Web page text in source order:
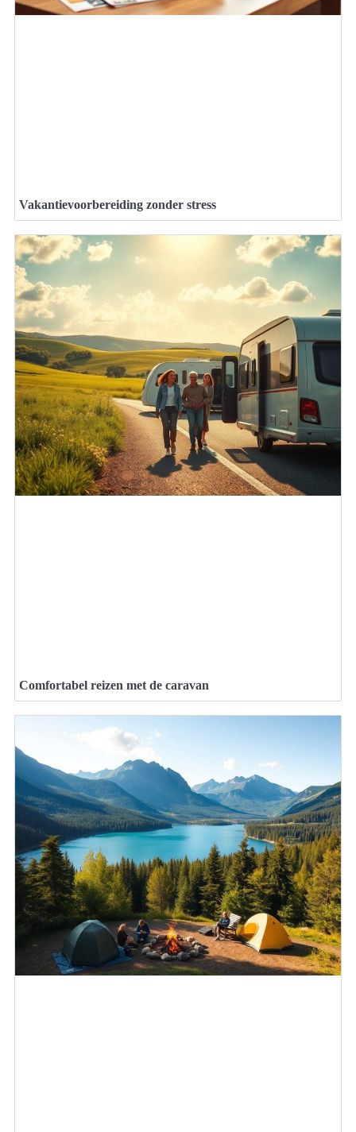
Vakantievoorbereiding zonder stress
Comfortabel reizen met de caravan